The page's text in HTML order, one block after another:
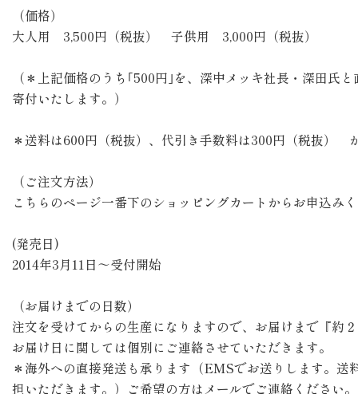
（価格）
大人用 3,500円（税抜） 子供用 3,000円（税抜）
（＊上記価格のうち｢500円｣を、深中メッキ社長・深田氏
寄付いたします。）
＊送料は600円（税抜）、代引き手数料は300円（税抜）
（ご注文方法）
こちらのページ一番下のショッピングカートからお申込み
(発売日)
2014年3月11日～受付開始
（お届けまでの日数）
注文を受けてからの生産になりますので、お届けまで『約
お届け日に関しては個別にご連絡させていただきます。
＊海外への直接発送も承ります（EMSでお送りします。送
担いただきます。）ご希望の方はメールでご連絡くださ